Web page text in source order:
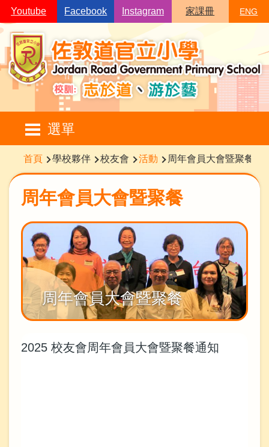
移至主內容
Youtube Facebook Instagram 家課冊 ENG
選單
Main
navigation
導
航
連
結
首頁 學校夥伴 校友會 活動 周年會員大會暨聚餐
周年會員大會暨聚餐
周年會員大會暨聚餐
2025 校友會周年會員大會暨聚餐通知